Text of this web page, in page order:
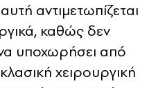
αντιμετωπίζεται
καθώς δεν
υποχωρήσει από
χειρουργική